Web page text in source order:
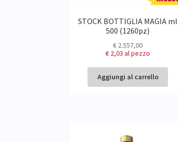
STOCK BOTTIGLIA MAGIA ml
500 (1260pz)
€ 2.557,00
€ 2,03al pezzo
Aggiungi al carrello